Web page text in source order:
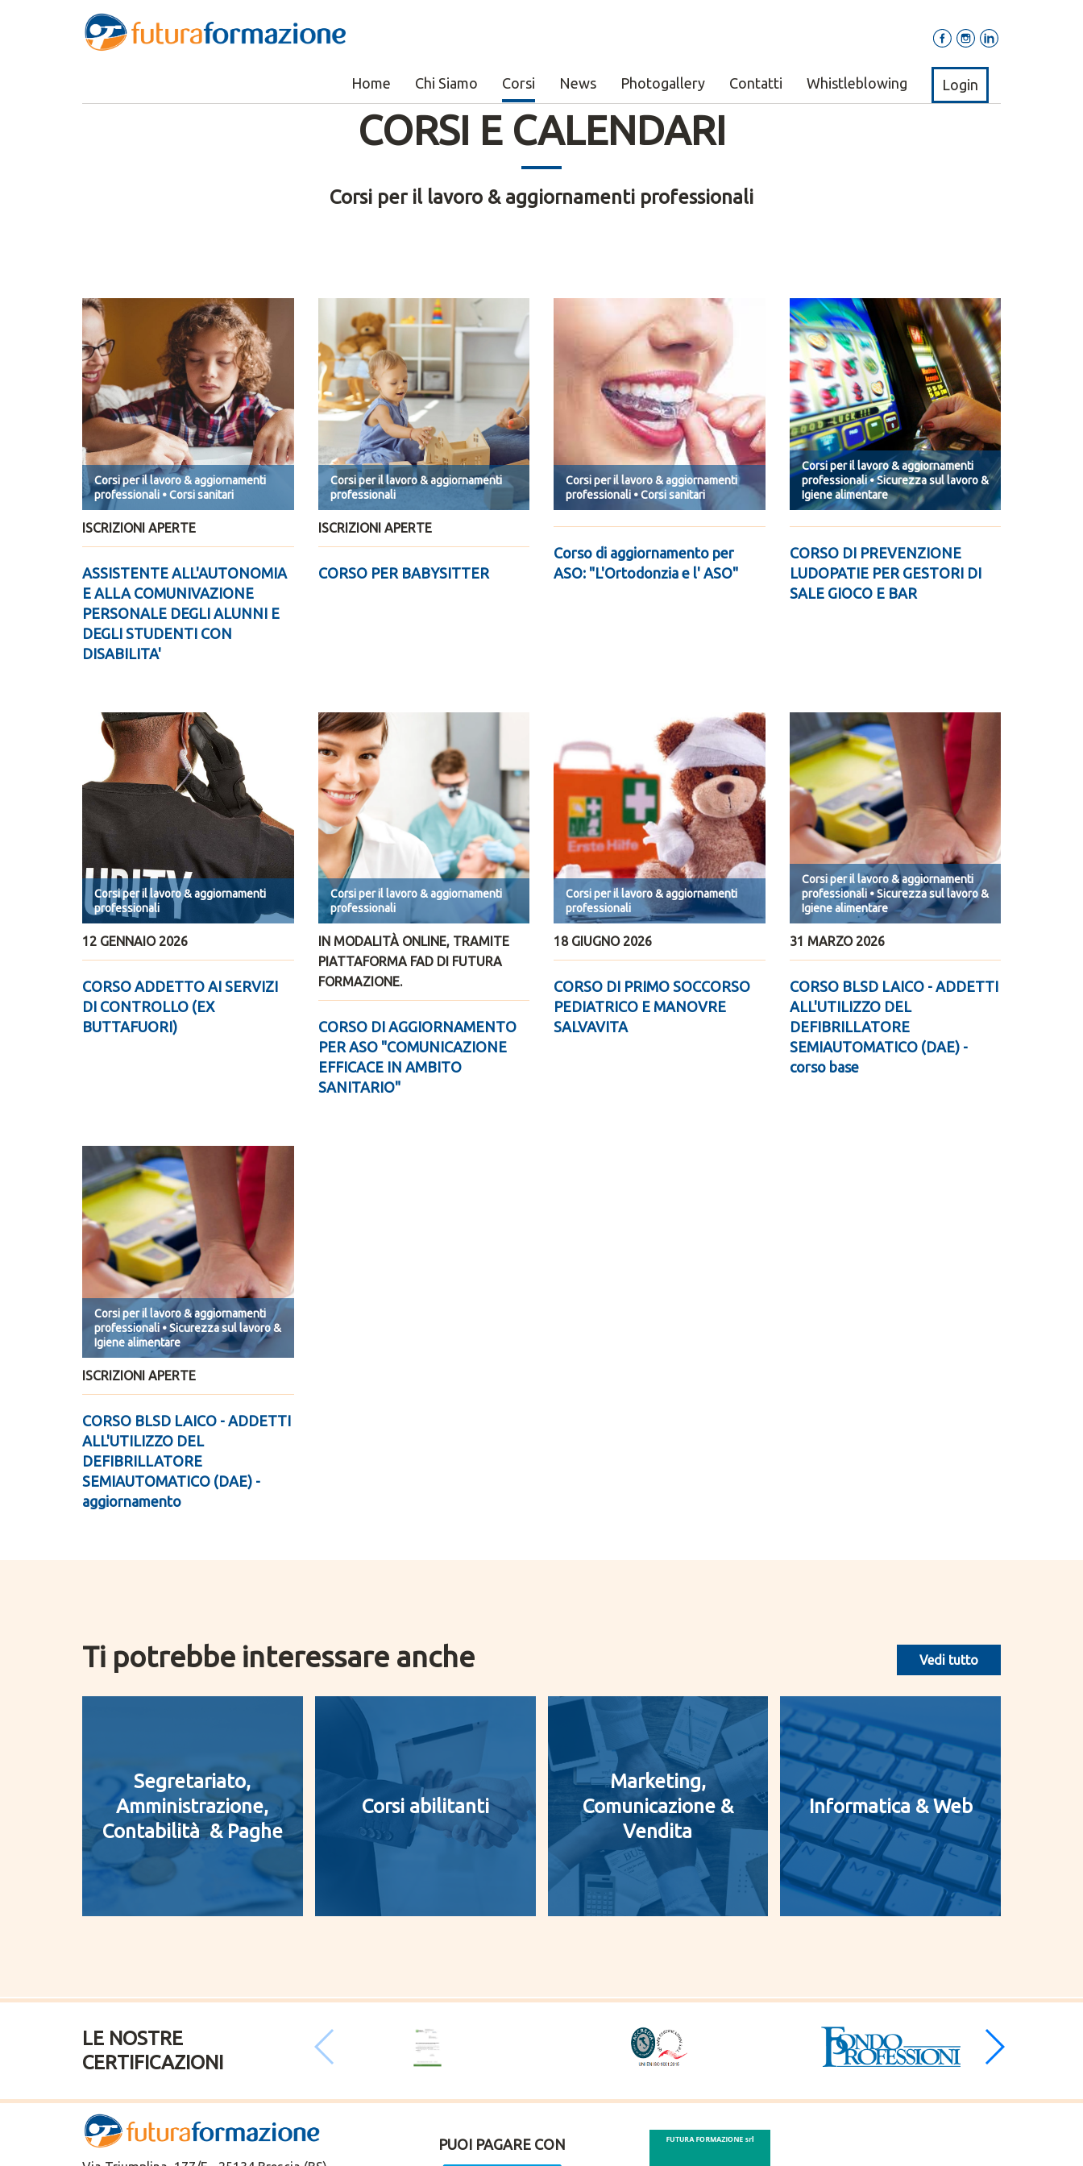
Home Chi Siamo Corsi News Photogallery Contatti Whistleblowing Login
CORSI E CALENDARI
Corsi per il lavoro & aggiornamenti professionali
Corsi per il lavoro & aggiornamenti
professionali • Corsi sanitari
ISCRIZIONI APERTE
ASSISTENTE ALL'AUTONOMIA
E ALLA COMUNIVAZIONE
PERSONALE DEGLI ALUNNI E
DEGLI STUDENTI CON
DISABILITA'
Corsi per il lavoro & aggiornamenti
professionali
ISCRIZIONI APERTE
CORSO PER BABYSITTER
Corsi per il lavoro & aggiornamenti
professionali • Corsi sanitari
Corso di aggiornamento per
ASO: "L'Ortodonzia e l' ASO"
Corsi per il lavoro & aggiornamenti
professionali • Sicurezza sul lavoro &
Igiene alimentare
CORSO DI PREVENZIONE
LUDOPATIE PER GESTORI DI
SALE GIOCO E BAR
Corsi per il lavoro & aggiornamenti
professionali
12 GENNAIO 2026
CORSO ADDETTO AI SERVIZI
DI CONTROLLO (EX
BUTTAFUORI)
Corsi per il lavoro & aggiornamenti
professionali
IN MODALITÀ ONLINE, TRAMITE
PIATTAFORMA FAD DI FUTURA
FORMAZIONE.
CORSO DI AGGIORNAMENTO
PER ASO "COMUNICAZIONE
EFFICACE IN AMBITO
SANITARIO"
Corsi per il lavoro & aggiornamenti
professionali
18 GIUGNO 2026
CORSO DI PRIMO SOCCORSO
PEDIATRICO E MANOVRE
SALVAVITA
Corsi per il lavoro & aggiornamenti
professionali • Sicurezza sul lavoro &
Igiene alimentare
31 MARZO 2026
CORSO BLSD LAICO - ADDETTI
ALL'UTILIZZO DEL
DEFIBRILLATORE
SEMIAUTOMATICO (DAE) -
corso base
Corsi per il lavoro & aggiornamenti
professionali • Sicurezza sul lavoro &
Igiene alimentare
ISCRIZIONI APERTE
CORSO BLSD LAICO - ADDETTI
ALL'UTILIZZO DEL
DEFIBRILLATORE
SEMIAUTOMATICO (DAE) -
aggiornamento
Ti potrebbe interessare anche Vedi tutto
Segretariato,
Amministrazione,
Contabilità & Paghe
Corsi abilitanti
Marketing,
Comunicazione &
Vendita
Informatica & Web
LE NOSTRE
CERTIFICAZIONI
PUOI PAGARE CON